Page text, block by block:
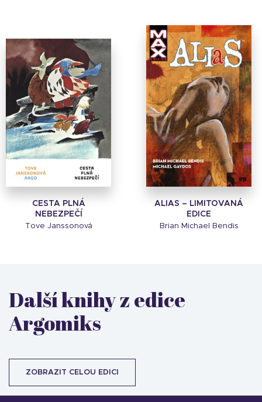
CESTA PLNÁ
NEBEZPEČÍ
Tove Janssonová
ALIAS – LIMITOVANÁ
EDICE
Brian Michael Bendis
Další knihy z edice
Argomiks
ZOBRAZIT CELOU EDICI